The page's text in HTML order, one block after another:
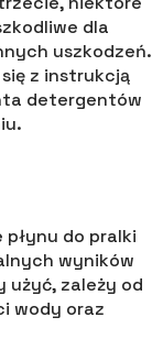
dla
uszkodzeń.
z instrukcją
detergentów
do pralki
wyników
użyć, zależy od
wody oraz